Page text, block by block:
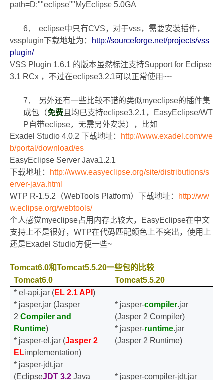
path=D:""eclipse""MyEclipse 5.0GA
6． eclipse中只有CVS，对于vss，需要安装插件，
vssplugin下载地址为：
http://sourceforge.net/projects/vss
plugin/
VSS Plugin 1.6.1 的版本虽然标注支持Support for Eclipse
3.1 RCx ，不过在eclipse3.2.1可以正常使用~~
7． 另外还有一些比较不错的类似myeclipse的插件集
成包（免费 且均已支持eclipse3.2.1， EasyEclipse/WT
P自带eclipse，无需另外安装），比如
Exadel Studio 4.0.2 下载地址：
http://www.exadel.com/we
b/portal/download/es
EasyEclipse Server Java1.2.1
下载地址：
http://www.easyeclipse.org/site/distributions/s
erver-java.html
WTP R-1.5.2 （WebTools Platform） 下载地址：
http://ww
w.eclipse.org/webtools/
个人感觉myeclipse占用内存比较大， EasyEclipse在中文
支持上不是很好， WTP在代码匹配颜色上不突出，使用上
还是Exadel Studio方便一些~
Tomcat6.0和Tomcat5.5.20一些包的比较
Tomcat6.0
Tomcat5.5.20
* el-api.jar (EL 2.1 API)
* jasper.jar (Jasper
2Compiler and
Runtime)
* jasper-el.jar (Jasper 2
ELimplementation)
* jasper-jdt.jar
(EclipseJDT 3.2 Java
* jasper-compiler.jar
(Jasper 2 Compiler)
* jasper-runtime.jar
(Jasper 2 Runtime)
* jasper-compiler-jdt.jar